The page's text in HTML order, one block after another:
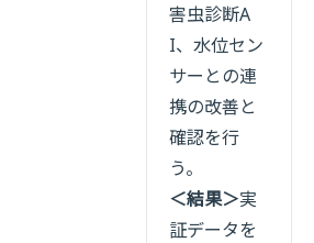
害虫診断A
I、水位セン
サーとの連
携の改善と
確認を行
う。
＜結果＞実
証データを